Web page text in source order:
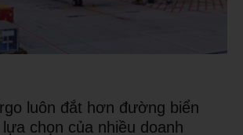
luôn đắt hơn đường biển
chọn của nhiều doanh